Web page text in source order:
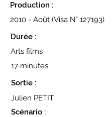
Production :
2010 - Août (Visa N° 127193)
Durée :
Arts films
17 minutes
Sortie :
Julien PETIT
Scénario :